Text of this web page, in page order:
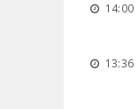
14:00
13:36